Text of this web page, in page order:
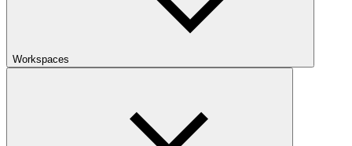
Workspaces